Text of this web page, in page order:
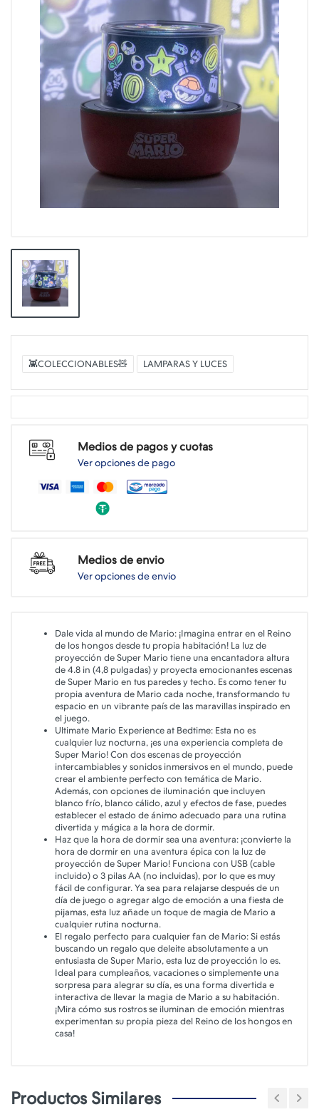
👕INDUMENTARIA🧢
👾COLECCIONABLES🧸
💻MUNDO PC GAMER💻
🔌CABLES Y ADAPTADORES🔌
🤓MUNDO PC OFICINA🤓
🫗GEEK HOME🍵
👾COLECCIONABLES🧸 LAMPARAS Y LUCES
Medios de pagos y cuotas
Ver opciones de pago
Medios de envio
Ver opciones de envio
Dale vida al mundo de Mario: ¡Imagina entrar en el Reino
de los hongos desde tu propia habitación! La luz de
proyección de Super Mario tiene una encantadora altura
de 4.8 in (4,8 pulgadas) y proyecta emocionantes escenas
de Super Mario en tus paredes y techo. Es como tener tu
propia aventura de Mario cada noche, transformando tu
espacio en un vibrante país de las maravillas inspirado en
el juego.
Ultimate Mario Experience at Bedtime: Esta no es
cualquier luz nocturna, ¡es una experiencia completa de
Super Mario! Con dos escenas de proyección
intercambiables y sonidos inmersivos en el mundo, puede
crear el ambiente perfecto con temática de Mario.
Además, con opciones de iluminación que incluyen
blanco frío, blanco cálido, azul y efectos de fase, puedes
establecer el estado de ánimo adecuado para una rutina
divertida y mágica a la hora de dormir.
Haz que la hora de dormir sea una aventura: ¡convierte la
hora de dormir en una aventura épica con la luz de
proyección de Super Mario! Funciona con USB (cable
incluido) o 3 pilas AA (no incluidas), por lo que es muy
fácil de configurar. Ya sea para relajarse después de un
día de juego o agregar algo de emoción a una fiesta de
pijamas, esta luz añade un toque de magia de Mario a
cualquier rutina nocturna.
El regalo perfecto para cualquier fan de Mario: Si estás
buscando un regalo que deleite absolutamente a un
entusiasta de Super Mario, esta luz de proyección lo es.
Ideal para cumpleaños, vacaciones o simplemente una
sorpresa para alegrar su día, es una forma divertida e
interactiva de llevar la magia de Mario a su habitación.
¡Mira cómo sus rostros se iluminan de emoción mientras
experimentan su propia pieza del Reino de los hongos en
casa!
Productos Similares